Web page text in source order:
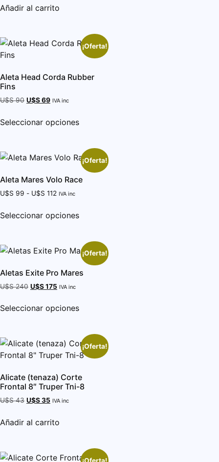
Añadir al carrito
¡Oferta!
Aleta Head Corda Rubber
Fins
U$S90 U$S69 IVA inc
Seleccionar opciones
¡Oferta!
Aleta Mares Volo Race
U$S 99 - U$S 112 IVA inc
Seleccionar opciones
¡Oferta!
Aletas Exite Pro Mares
U$S240 U$S175 IVA inc
Seleccionar opciones
¡Oferta!
Alicate (tenaza) Corte
Frontal 8″ Truper Tni-8
U$S43 U$S35 IVA inc
Añadir al carrito